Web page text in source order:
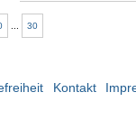
30
Kontakt